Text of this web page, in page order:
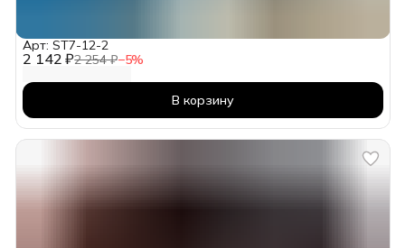
2 142 ₽2 254 ₽−5%
Арт: ST7-12-2
В корзину